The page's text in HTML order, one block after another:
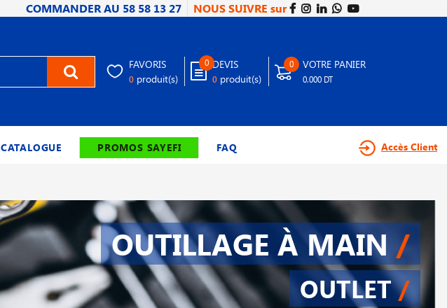
COMMANDER AU 58 58 13 27 NOUS SUIVRE sur
FAVORIS
0 produit(s)
0 DEVIS
0 produit(s)
0 VOTRE PANIER
0.000 DT
CATALOGUE PROMOS SAYEFI FAQ Accès Client
OUTILLAGE À MAIN /
OUTLET/